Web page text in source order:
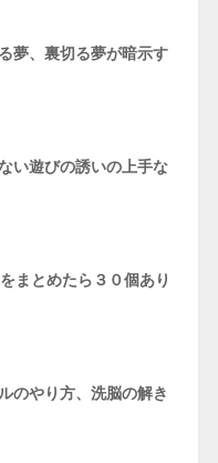
夢、裏切る夢が暗示す
い遊びの誘いの上手な
まとめたら３０個あり
のやり方、洗脳の解き